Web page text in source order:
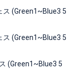
ス (Green1~Blue3 5
ス (Green1~Blue3 5
(Green1~Blue3 5